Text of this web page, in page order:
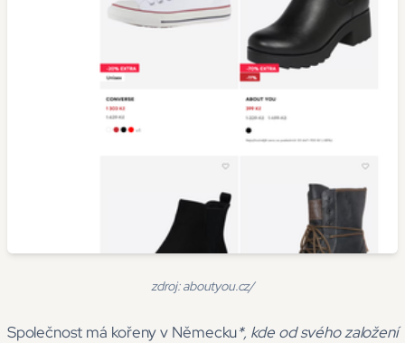
zdroj: aboutyou.cz/
Společnost má kořeny v Německu*, kde od svého založení